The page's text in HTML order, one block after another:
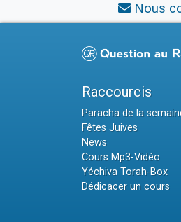
Nous
Raccourcis
Paracha de la
Fêtes Juives
News
Cours Mp3-Vidéo
Yéchiva Torah-Box
Dédicacer un cours